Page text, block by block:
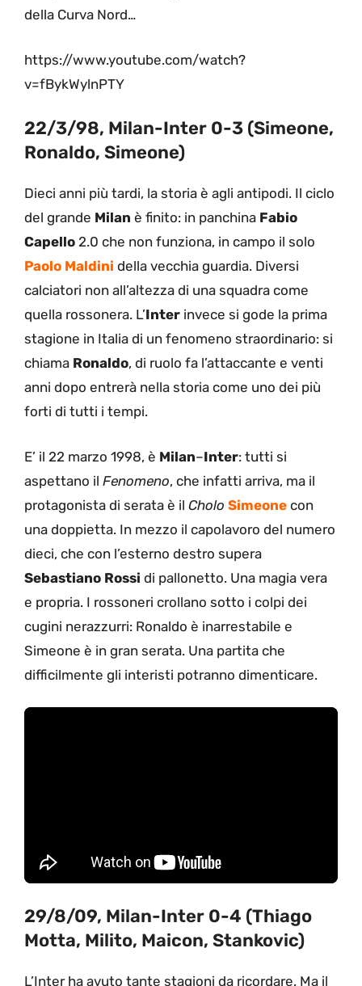
della Curva Nord…
https://www.youtube.com/watch?
v=fBykWylnPTY
22/3/98, Milan-Inter 0-3 (Simeone,
Ronaldo, Simeone)
Dieci anni più tardi, la storia è agli antipodi. Il ciclo
del grande Milan è finito: in panchina Fabio
Capello 2.0 che non funziona, in campo il solo
Paolo Maldini della vecchia guardia. Diversi
calciatori non all’altezza di una squadra come
quella rossonera. L’Inter invece si gode la prima
stagione in Italia di un fenomeno straordinario: si
chiama Ronaldo, di ruolo fa l’attaccante e venti
anni dopo entrerà nella storia come uno dei più
forti di tutti i tempi.
E’ il 22 marzo 1998, è Milan–Inter: tutti si
aspettano il Fenomeno, che infatti arriva, ma il
protagonista di serata è il Cholo Simeone con
una doppietta. In mezzo il capolavoro del numero
dieci, che con l’esterno destro supera
Sebastiano Rossi di pallonetto. Una magia vera
e propria. I rossoneri crollano sotto i colpi dei
cugini nerazzurri: Ronaldo è inarrestabile e
Simeone è in gran serata. Una partita che
difficilmente gli interisti potranno dimenticare.
29/8/09, Milan-Inter 0-4 (Thiago
Motta, Milito, Maicon, Stankovic)
L’Inter ha avuto tante stagioni da ricordare. Ma il